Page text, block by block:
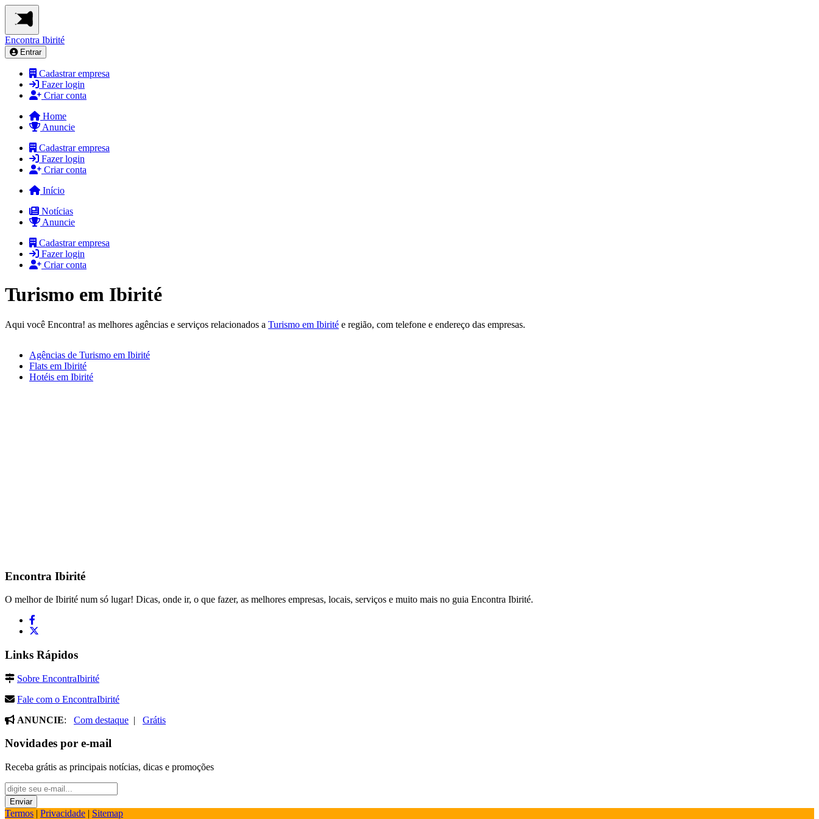
Encontra Ibirité
Entrar
Cadastrar empresa
Fazer login
Criar conta
Home
Anuncie
Cadastrar empresa
Fazer login
Criar conta
Início
Notícias
Anuncie
Cadastrar empresa
Fazer login
Criar conta
Turismo em Ibirité
Aqui você Encontra! as melhores agências e serviços relacionados a Turismo em Ibirité e região, com telefone e endereço das empresas.
Agências de Turismo em Ibirité
Flats em Ibirité
Hotéis em Ibirité
Encontra Ibirité
O melhor de Ibirité num só lugar! Dicas, onde ir, o que fazer, as melhores empresas, locais, serviços e muito mais no guia Encontra Ibirité.
Links Rápidos
Sobre EncontraIbirité
Fale com o EncontraIbirité
ANUNCIE: Com destaque | Grátis
Novidades por e-mail
Receba grátis as principais notícias, dicas e promoções
Termos | Privacidade | Sitemap